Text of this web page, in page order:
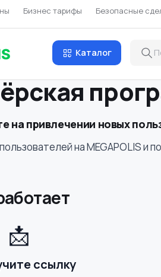
Бизнес тарифы Безопасные
Каталог
на привлечении новых
на MEGAPOLIS и
📩
ссылку